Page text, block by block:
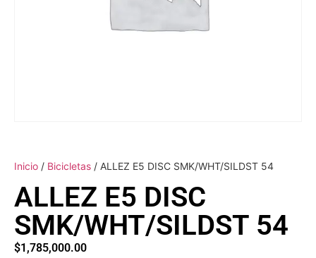
Inicio / Bicicletas / ALLEZ E5 DISC SMK/WHT/SILDST 54
ALLEZ E5 DISC
SMK/WHT/SILDST 54
$1,785,000.00